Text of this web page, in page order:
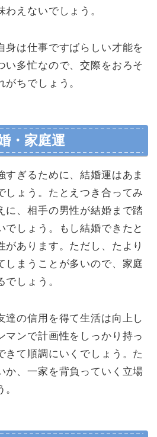
えないでしょう。
身は仕事ですばらしい才能を
い多忙なので、交際をおろそ
ちでしょう。
・家庭運
すぎるために、結婚運はあま
しょう。たとえつき合ってみ
に、相手の男性が結婚まで踏
でしょう。もし結婚できたと
があります。ただし、たより
しまうことが多いので、家庭
しょう。
達の信用を得て生活は向上し
マンで計画性をしっかり持っ
きて順調にいくでしょう。た
か、一家を背負っていく立場